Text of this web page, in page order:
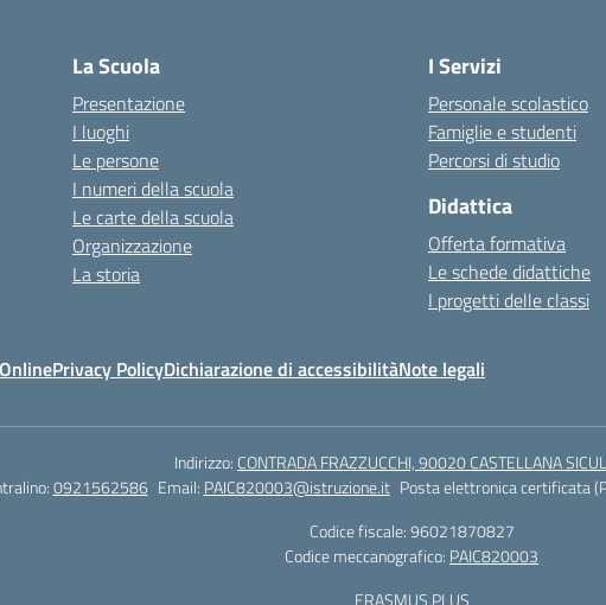
La Scuola
Presentazione
I luoghi
Le persone
I numeri della scuola
Le carte della scuola
Organizzazione
La storia
I Servizi
Personale scolastico
Famiglie e studenti
Percorsi di studio
Didattica
Offerta formativa
Le schede didattiche
I progetti delle classi
Privacy PolicyDichiarazione di accessibilitàNote legali
Indirizzo: CONTRADA FRAZZUCCHI, 90020 CASTELLANA
0921562586 Email: PAIC820003@istruzione.it Posta elettronica certificata
Codice fiscale: 96021870827
Codice meccanografico: PAIC820003
ERASMUS PLUS